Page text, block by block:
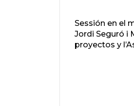
Sessión en el
Jordi Seguró i
proyectos y